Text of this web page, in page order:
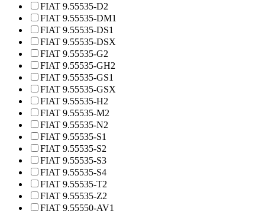
FIAT 9.55535-D2
FIAT 9.55535-DM1
FIAT 9.55535-DS1
FIAT 9.55535-DSX
FIAT 9.55535-G2
FIAT 9.55535-GH2
FIAT 9.55535-GS1
FIAT 9.55535-GSX
FIAT 9.55535-H2
FIAT 9.55535-M2
FIAT 9.55535-N2
FIAT 9.55535-S1
FIAT 9.55535-S2
FIAT 9.55535-S3
FIAT 9.55535-S4
FIAT 9.55535-T2
FIAT 9.55535-Z2
FIAT 9.55550-AV1